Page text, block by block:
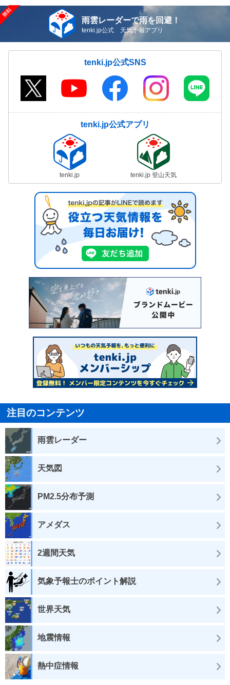
雨雲レーダーで雨を回避！
tenki.jp公式 天気予報アプリ
tenki.jp公式SNS
tenki.jp公式アプリ
tenki.jp tenki.jp 登山天気
注目のコンテンツ
雨雲レーダー
天気図
PM2.5分布予測
アメダス
2週間天気
気象予報士のポイント解説
世界天気
地震情報
熱中症情報